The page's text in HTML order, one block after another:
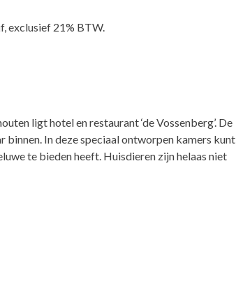
exclusief 21% BTW.
ligt hotel en restaurant ‘de Vossenberg’. De
binnen. In deze speciaal ontworpen kamers kunt
te bieden heeft. Huisdieren zijn helaas niet